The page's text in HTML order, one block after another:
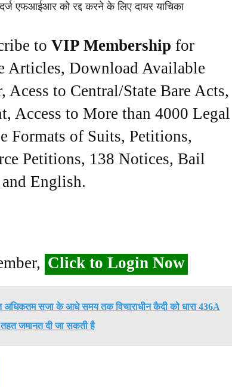
एफआईआर को रद्द करने के लिए दायर याचिका
to VIP Membership for
Articles, Download Available
Acess to Central/State Bare Acts,
Access to More than 4000 Legal
Formats of Suits, Petitions,
Petitions, 138 Notices, Bail
English.
Click to Login Now
सजा के आधे समय तक विचाराधीन कैदी को धारा 436A
जमानत दी जा सकती है